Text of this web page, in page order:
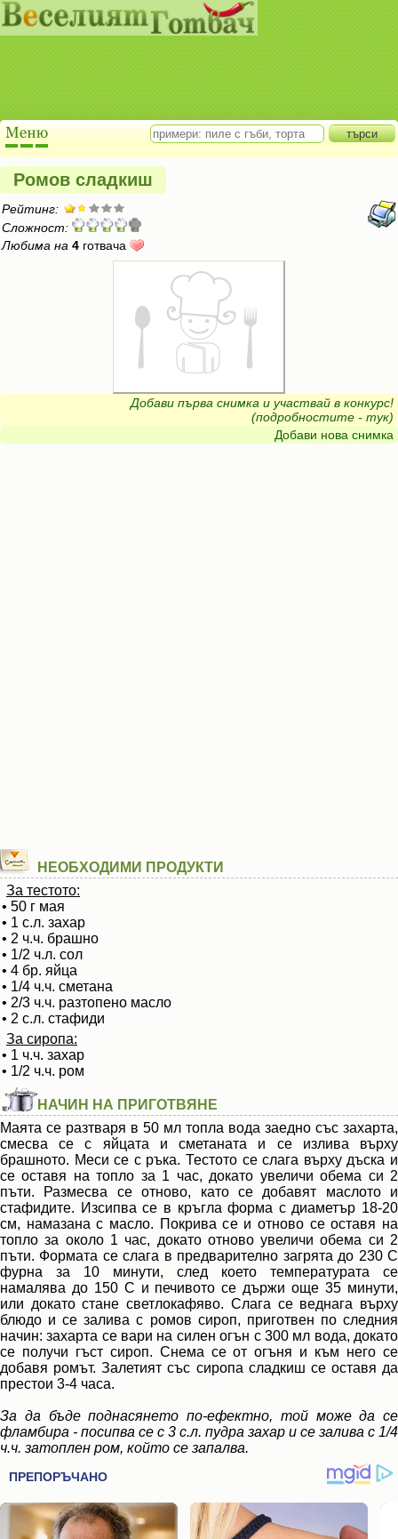
Ромов сладкиш
Рейтинг:
Сложност:
Любима на 4 готвача
Добави първа снимка и участвай в конкурс!
(подробностите - тук)
Добави нова снимка
НЕОБХОДИМИ ПРОДУКТИ
За тестото:
• 50 г мая
• 1 с.л. захар
• 2 ч.ч. брашно
• 1/2 ч.л. сол
• 4 бр. яйца
• 1/4 ч.ч. сметана
• 2/3 ч.ч. разтопено масло
• 2 с.л. стафиди
За сиропа:
• 1 ч.ч. захар
• 1/2 ч.ч. ром
НАЧИН НА ПРИГОТВЯНЕ
Маята се разтваря в 50 мл топла вода заедно със захарта,
смесва се с яйцата и сметаната и се излива върху
брашното. Меси се с ръка. Тестото се слага върху дъска и
се оставя на топло за 1 час, докато увеличи обема си 2
пъти. Размесва се отново, като се добавят маслото и
стафидите. Изсипва се в кръгла форма с диаметър 18-20
см, намазана с масло. Покрива се и отново се оставя на
топло за около 1 час, докато отново увеличи обема си 2
пъти. Формата се слага в предварително загрята до 230 С
фурна за 10 минути, след което температурата се
намалява до 150 С и печивото се държи още 35 минути,
или докато стане светлокафяво. Слага се веднага върху
блюдо и се залива с ромов сироп, пригот­вен по следния
начин: захарта се вари на силен огън с 300 мл вода, докато
се получи гъст сироп. Снема се от огъ­ня и към него се
добавя ромът. Залетият със сиропа сладкиш се оставя да
престои 3-4 часа.
За да бъде поднасянето по-ефектно, той може да се
фламбира - посипва се с 3 с.л. пудра захар и се залива с 1/4
ч.ч. затоплен ром, който се запалва.